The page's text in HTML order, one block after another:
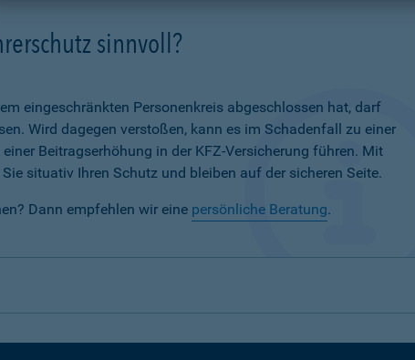
sinnvoll?
eingeschränkten Personenkreis abgeschlossen hat, darf
Wird dagegen verstoßen, kann es im Schadenfall zu einer
Beitragserhöhung in der KFZ-Versicherung führen. Mit
situativ Ihren Schutz und bleiben auf der sicheren Seite.
Dann empfehlen wir eine persönliche Beratung.